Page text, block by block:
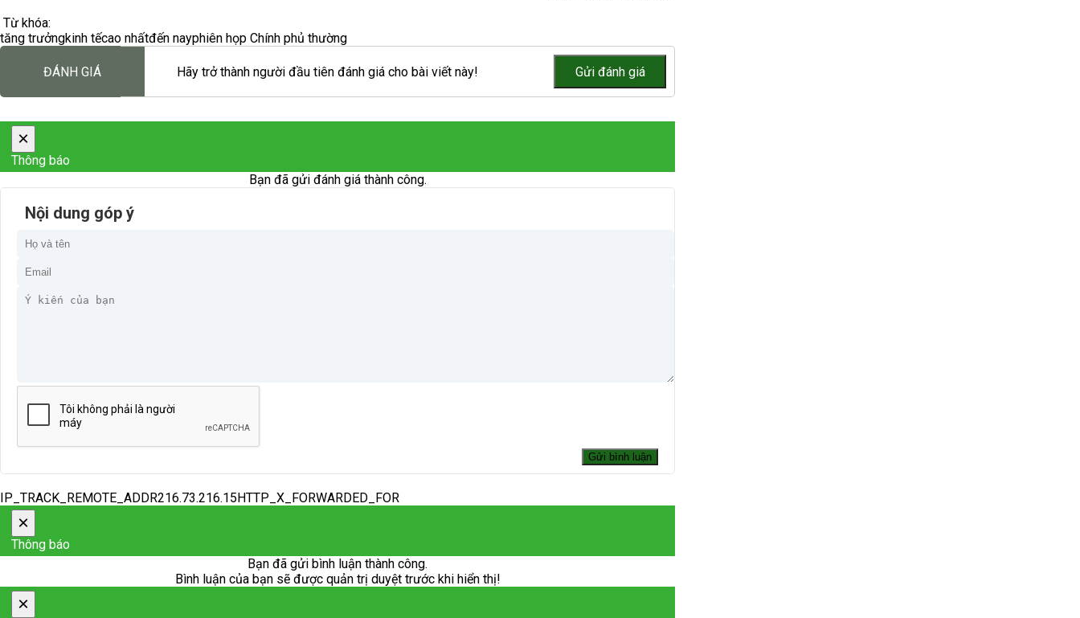
Từ khóa:
tăng trưởngkinh tếcao nhấtđến nayphiên họp Chính phủ thường
ĐÁNH GIÁ Hãy trở thành người đầu tiên đánh giá cho bài viết này!
×
Thông báo
Bạn đã gửi đánh giá thành công.
Nội dung góp ý
IP_TRACK_REMOTE_ADDR216.73.216.15HTTP_X_FORWARDED_FOR
×
Thông báo
Bạn đã gửi bình luận thành công.
Bình luận của bạn sẽ được quản trị duyệt trước khi hiển thị!
×